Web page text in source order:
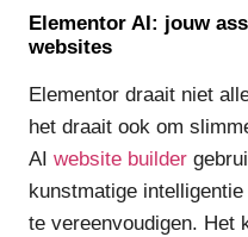
Elementor AI: jouw
websites
Elementor draait niet
het draait ook om
AI website builder
kunstmatige
te vereenvoudigen. Het